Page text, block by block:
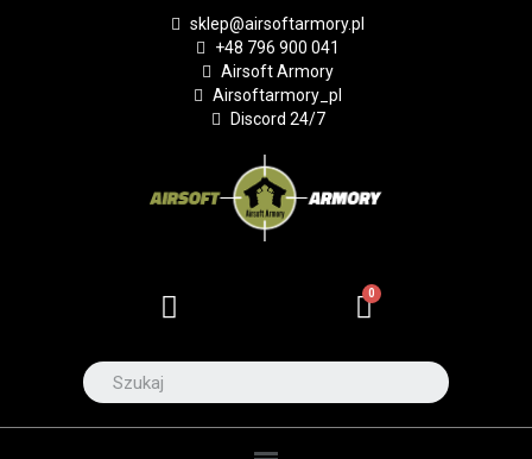
sklep@airsoftarmory.pl
+48 796 900 041
Airsoft Armory
Airsoftarmory_pl
Discord 24/7